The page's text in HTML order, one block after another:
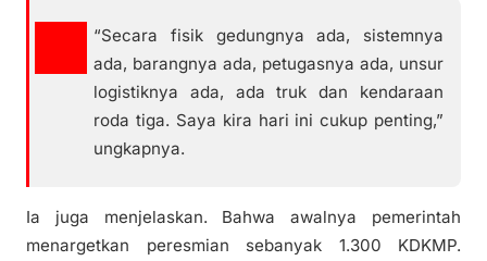
“Secara fisik gedungnya ada, sistemnya
ada, barangnya ada, petugasnya ada, unsur
logistiknya ada, ada truk dan kendaraan
roda tiga. Saya kira hari ini cukup penting,”
ungkapnya.
Ia juga menjelaskan. Bahwa awalnya pemerintah
menargetkan peresmian sebanyak 1.300 KDKMP.